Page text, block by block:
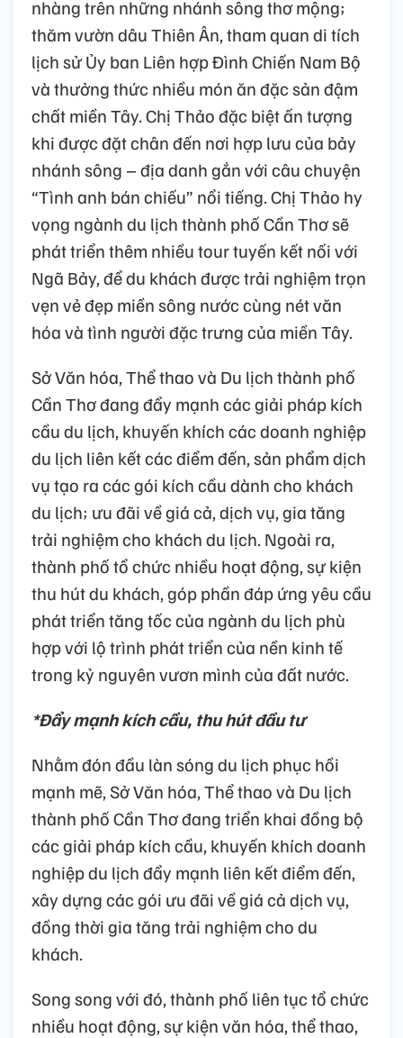
nhàng trên những nhánh sông thơ mộng;
thăm vườn dâu Thiên Ân, tham quan di tích
lịch sử Ủy ban Liên hợp Đình Chiến Nam Bộ
và thưởng thức nhiều món ăn đặc sản đậm
chất miền Tây. Chị Thảo đặc biệt ấn tượng
khi được đặt chân đến nơi hợp lưu của bảy
nhánh sông – địa danh gắn với câu chuyện
“Tình anh bán chiếu” nổi tiếng. Chị Thảo hy
vọng ngành du lịch thành phố Cần Thơ sẽ
phát triển thêm nhiều tour tuyến kết nối với
Ngã Bảy, để du khách được trải nghiệm trọn
vẹn vẻ đẹp miền sông nước cùng nét văn
hóa và tình người đặc trưng của miền Tây.
Sở Văn hóa, Thể thao và Du lịch thành phố
Cần Thơ đang đẩy mạnh các giải pháp kích
cầu du lịch, khuyến khích các doanh nghiệp
du lịch liên kết các điểm đến, sản phẩm dịch
vụ tạo ra các gói kích cầu dành cho khách
du lịch; ưu đãi về giá cả, dịch vụ, gia tăng
trải nghiệm cho khách du lịch. Ngoài ra,
thành phố tổ chức nhiều hoạt động, sự kiện
thu hút du khách, góp phần đáp ứng yêu cầu
phát triển tăng tốc của ngành du lịch phù
hợp với lộ trình phát triển của nền kinh tế
trong kỷ nguyên vươn mình của đất nước.
*Đẩy mạnh kích cầu, thu hút đầu tư
Nhằm đón đầu làn sóng du lịch phục hồi
mạnh mẽ, Sở Văn hóa, Thể thao và Du lịch
thành phố Cần Thơ đang triển khai đồng bộ
các giải pháp kích cầu, khuyến khích doanh
nghiệp du lịch đẩy mạnh liên kết điểm đến,
xây dựng các gói ưu đãi về giá cả dịch vụ,
đồng thời gia tăng trải nghiệm cho du
khách.
Song song với đó, thành phố liên tục tổ chức
nhiều hoạt động, sự kiện văn hóa, thể thao,